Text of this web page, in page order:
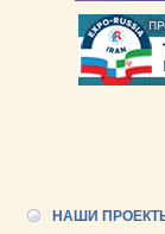
НАШИ